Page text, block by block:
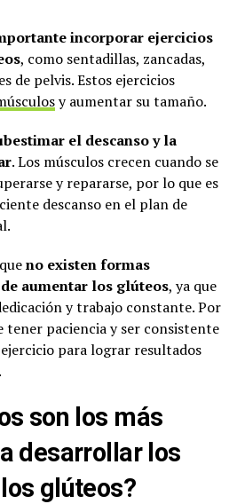
incorporar ejercicios
, como sentadillas, zancadas,
de pelvis. Estos ejercicios
y aumentar su tamaño.
el descanso y la
. Los músculos crecen cuando se
y repararse, por lo que es
descanso en el plan de
no existen formas
aumentar los glúteos, ya que
y trabajo constante. Por
paciencia y ser consistente
para lograr resultados
son los más
desarrollar los
glúteos?